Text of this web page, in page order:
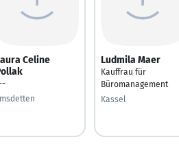
Celine
Ludmila Maer
Kauffrau für
Büromanagement
Kassel